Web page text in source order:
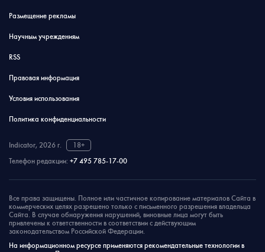
Размещение рекламы
Научным учреждениям
RSS
Правовая информация
Условия использования
Политика конфиденциальности
Indicator, 2026 г.
18+
Телефон редакции: +7 495 785-17-00
Все права защищены. Полное или частичное копирование материалов Сайта в
коммерческих целях разрешено только с письменного разрешения владельца
Сайта. В случае обнаружения нарушений, виновные лица могут быть
привлечены к ответственности в соответствии с действующим
законодательством Российской Федерации.
На информационном ресурсе применяются рекомендательные технологии в